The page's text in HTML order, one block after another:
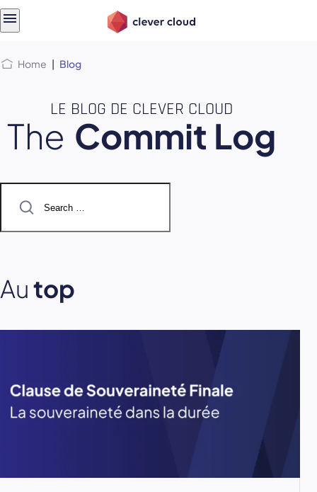
Home | Blog
LE BLOG DE CLEVER CLOUD
The Commit Log
for:
Autop